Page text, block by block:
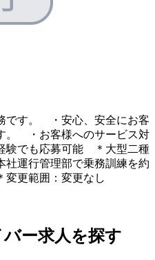
です。 ・安心、安全にお客
。 ・お客様へのサービス対
でも応募可能 ＊大型二種
運行管理部で乗務訓練を約
範囲：変更なし
ー求人を探す